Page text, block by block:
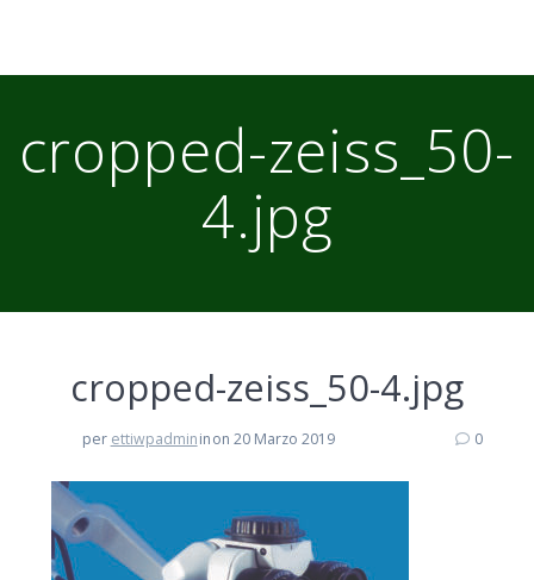
cropped-zeiss_50-
4.jpg
cropped-zeiss_50-4.jpg
per ettiwpadmininon 20 Marzo 2019 0